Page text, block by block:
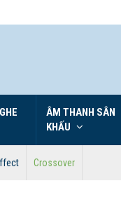
ÂM THANH SÂN
KHẤU
Crossover